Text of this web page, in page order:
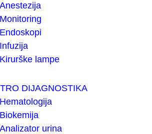
Anestezija
Monitoring
Endoskopi
Infuzija
Kirurške lampe
DIJAGNOSTIKA
Hematologija
Biokemija
Analizator urina